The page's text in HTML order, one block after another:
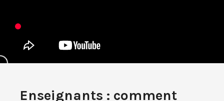
Enseignants : comment